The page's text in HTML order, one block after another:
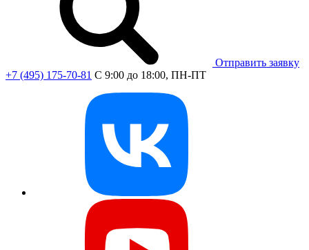
Отправить заявку
+7 (495) 175-70-81 C 9:00 до 18:00, ПН-ПТ